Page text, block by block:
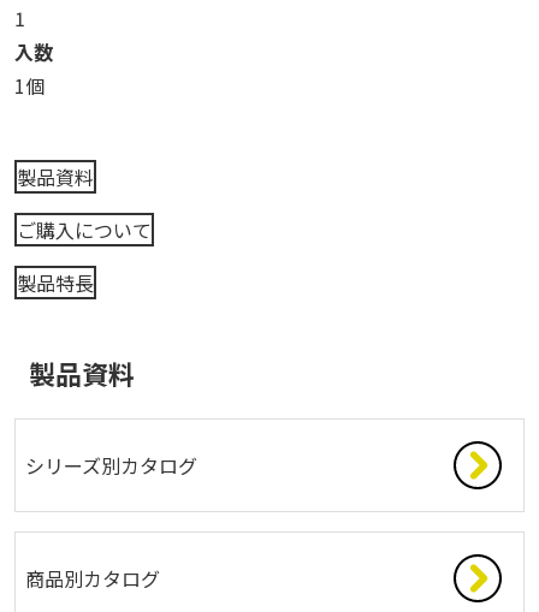
1
入数
1個
製品資料
ご購入について
製品特長
製品資料
シリーズ別カタログ
商品別カタログ